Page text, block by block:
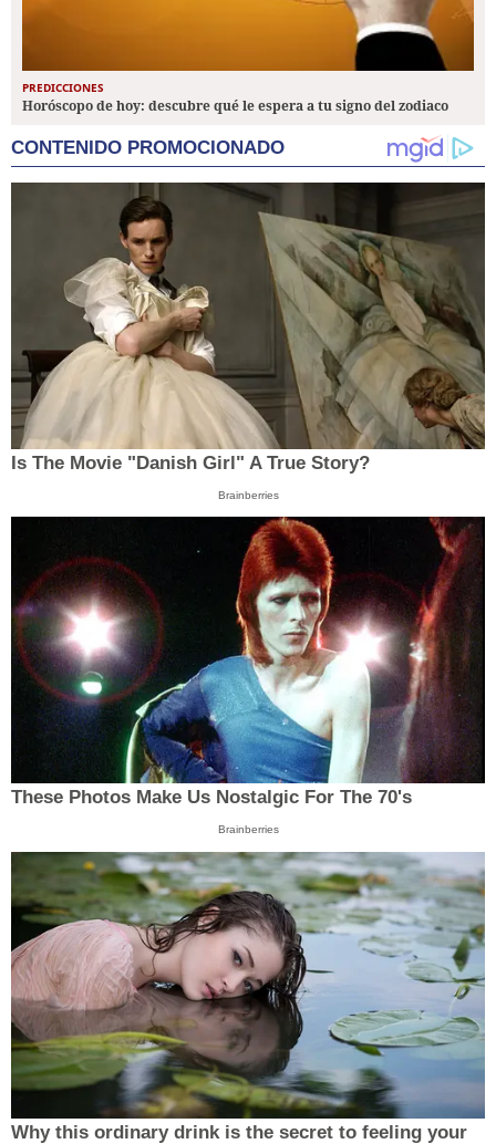
PREDICCIONES
Horóscopo de hoy: descubre qué le espera a tu signo del zodiaco
CONTENIDO PROMOCIONADO
Is The Movie "Danish Girl" A True Story?
Brainberries
These Photos Make Us Nostalgic For The 70's
Brainberries
Why this ordinary drink is the secret to feeling your